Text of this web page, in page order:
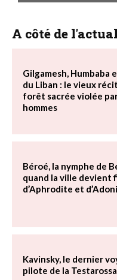
A côté de
Gilgamesh, Humbaba
du Liban : le vieux
forêt sacrée violée
hommes
Béroé, la nymphe de
quand la ville devient
d’Aphrodite et
Kavinsky, le dernier
pilote de la Testarossa